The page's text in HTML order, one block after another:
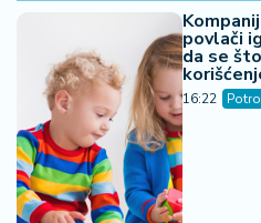
povlači
da se
16:22